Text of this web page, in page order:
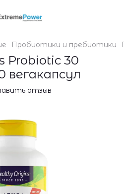
Пробиотики и пребиотики
Probiotic 30
вегакапсул
отзыв